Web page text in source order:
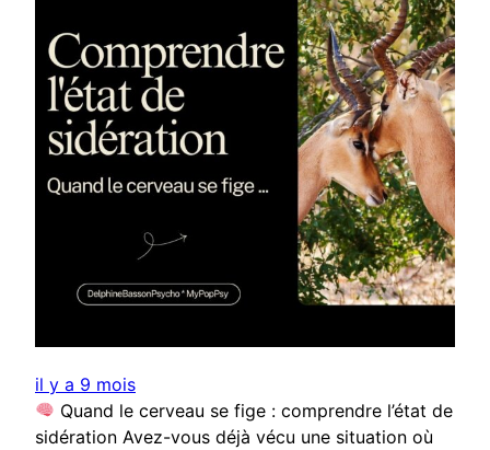
il y a 9 mois
Quand le cerveau se fige : comprendre l’état de
sidération Avez-vous déjà vécu une situation où